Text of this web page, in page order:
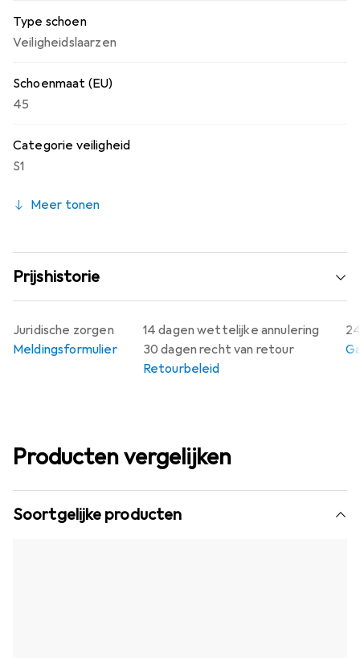
Type schoen
Veiligheidslaarzen
Schoenmaat (EU)
45
Categorie veiligheid
S1
Meer tonen
Prijshistorie
14 dagen wettelijke annulering
30 dagen recht van retour
Retourbeleid
Juridische zorgen
Meldingsformulier
Producten vergelijken
Soortgelijke producten